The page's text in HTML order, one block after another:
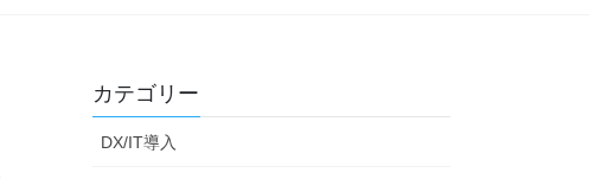
カテゴリー
DX/IT導入